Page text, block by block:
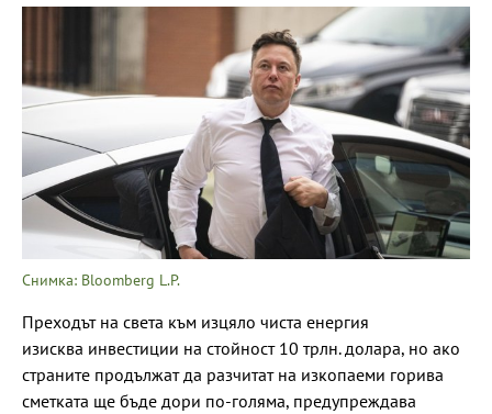
Снимка: Bloomberg L.P.
Преходът на света към изцяло чиста енергия
изисква инвестиции на стойност 10 трлн. долара, но ако
страните продължат да разчитат на изкопаеми горива
сметката ще бъде дори по-голяма, предупреждава